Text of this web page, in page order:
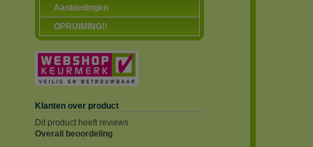
Aanbiedingen
OPRUIMING!!
Klanten over product
Dit product heeft reviews
Overall beoordeling